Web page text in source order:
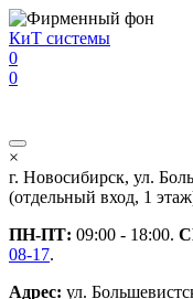
Перейти к основному
КиТ системы
0
0
×
г. Новосибирск, ул.
(отдельный вход, 1
ПН-ПТ: 09:00 - 18:00.
08-17.
Адрес: ул.